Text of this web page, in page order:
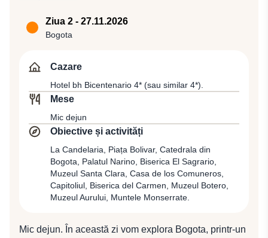
se va pleca spre Bogota cu zborul KL 749 (09:35 /
14:30). Sosire în Bogota, capitala Columbiei, cu 9
în regiunea andină. Orașul a fost fondat în anul 1538
un rol important în regiune, fiind capitala Viceregatului
Noii Granada, a Columbiei Mari și în prezent a
Republicii Columbia. Transfer pentru cazare la Hotel
bh Bicentenario 4* (sau similar 4*).
Ziua 2 - 27.11.2026
Bogota
Cazare
Hotel bh Bicentenario 4* (sau similar 4*).
Mese
Mic dejun
Obiective și activități
La Candelaria, Piața Bolivar, Catedrala din
Bogota, Palatul Narino, Biserica El Sagrario,
Muzeul Santa Clara, Casa de los Comuneros,
Capitoliul, Biserica del Carmen, Muzeul Botero,
Muzeul Aurului, Muntele Monserrate.
Mic dejun. În această zi vom explora Bogota, printr-un